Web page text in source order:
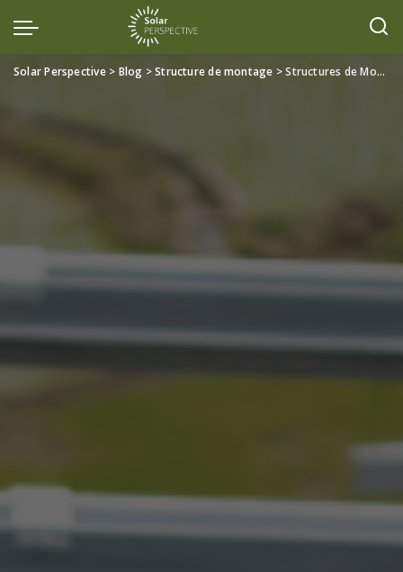
Solar Perspective> Blog >Structure de montage >Structures de Montage pour Toitures : Options et Meilleures Pratiques